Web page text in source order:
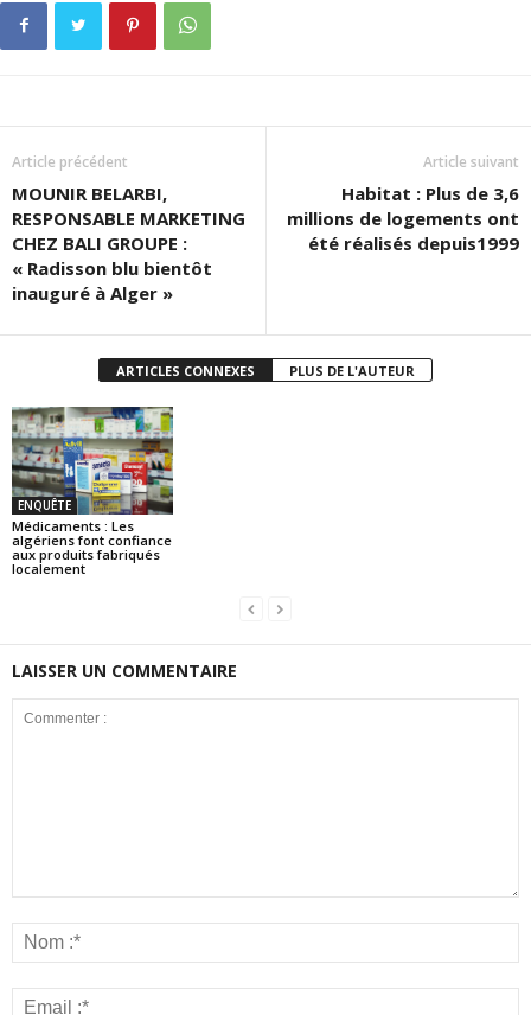
Article précédent
MOUNIR BELARBI,
RESPONSABLE MARKETING
CHEZ BALI GROUPE :
« Radisson blu bientôt
inauguré à Alger »
Article suivant
Habitat : Plus de 3,6
millions de logements ont
été réalisés depuis1999
ARTICLES CONNEXES PLUS DE L'AUTEUR
ENQUÊTE
Médicaments : Les
algériens font confiance
aux produits fabriqués
localement
LAISSER UN COMMENTAIRE